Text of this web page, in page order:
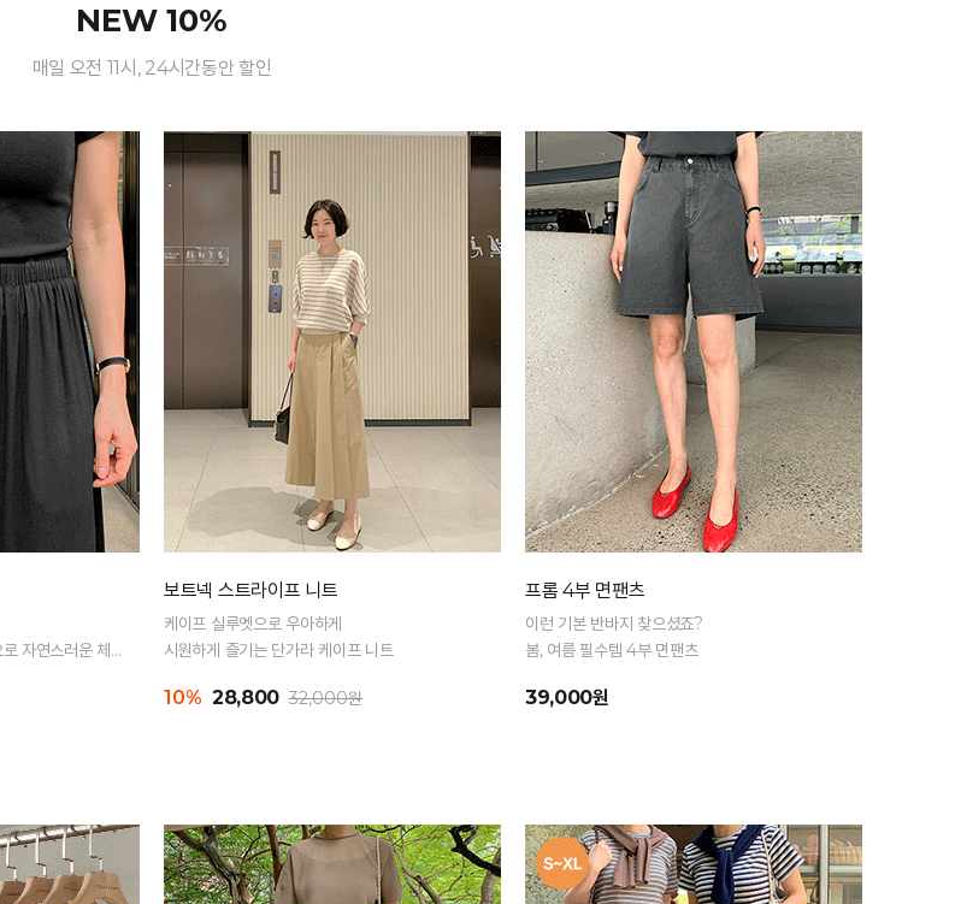
NEW 10%
매일 오전 11시, 24시간동안 할인
체
보트넥 스트라이프 니트
케이프 실루엣으로 우아하게
시원하게 즐기는 단가라 케이프 니트
10% 28,800 32,000원
프롬 4부 면팬츠
이런 기본 반바지 찾으셨죠?
봄, 여름 필수템 4부 면팬츠
39,000원